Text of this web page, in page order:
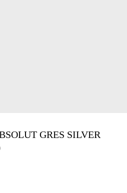
GRES SILVER